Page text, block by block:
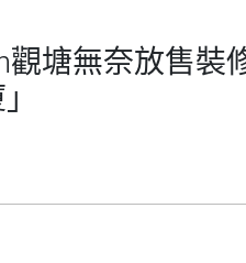
塘無奈放售裝